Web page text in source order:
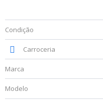
Condição
Carroceria
Marca
Modelo